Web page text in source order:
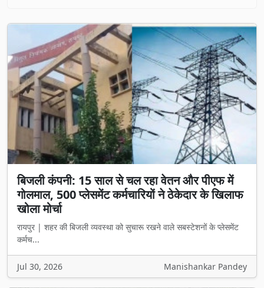
बिजली कंपनी: 15 साल से चल रहा वेतन और पीएफ में
गोलमाल, 500 प्लेसमेंट कर्मचारियों ने ठेकेदार के खिलाफ
खोला मोर्चा
रायपुर | शहर की बिजली व्यवस्था को सुचारू रखने वाले सबस्टेशनों के प्लेसमेंट
कर्मच...
Jul 30, 2026 Manishankar Pandey